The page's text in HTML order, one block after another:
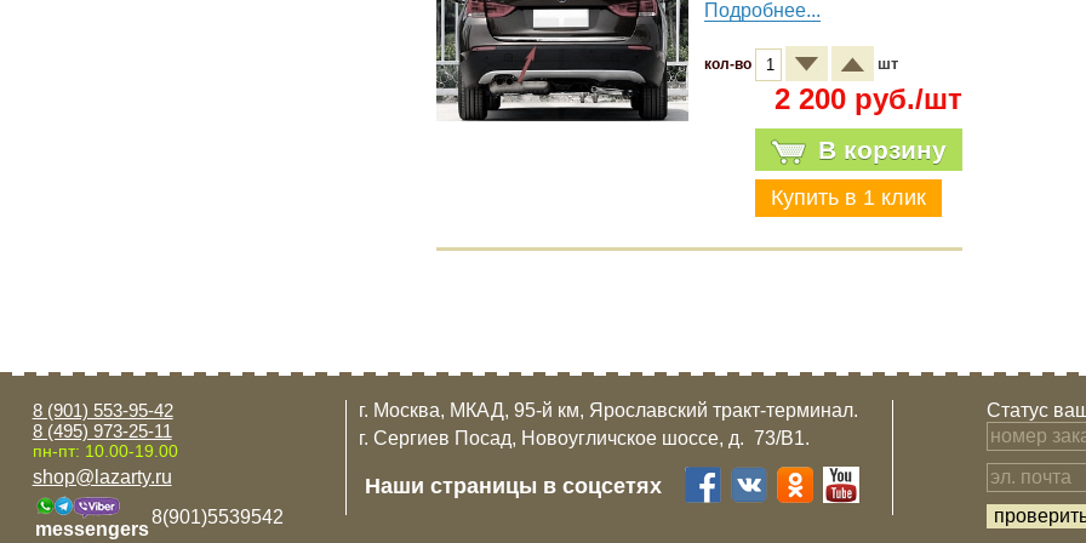
Подробнее...
кол-во шт
2 200 руб./шт
В корзину
8 (901) 553-95-42
8 (495) 973-25-11
пн-пт: 10.00-19.00
shop@lazarty.ru
messengers
8(901)5539542
г. Москва, МКАД, 95-й км, Ярославский тракт-терминал.
г. Сергиев Посад, Новоугличское шоссе, д. 73/B1.
Наши страницы в соцсетях
Статус